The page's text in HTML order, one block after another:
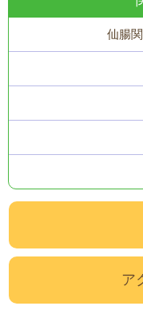
仙腸
ア